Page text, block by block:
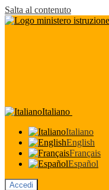
Salta al contenuto
Italiano
Italiano
English
Français
Español
Accedi